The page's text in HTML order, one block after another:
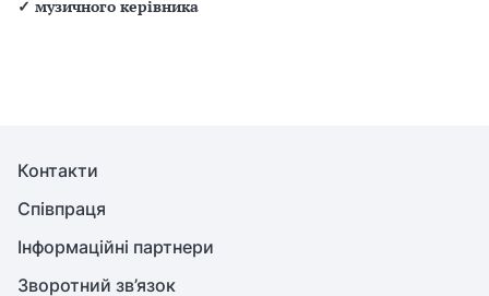
✓ музичного керівника
Контакти
Співпраця
Інформаційні партнери
Зворотний зв’язок